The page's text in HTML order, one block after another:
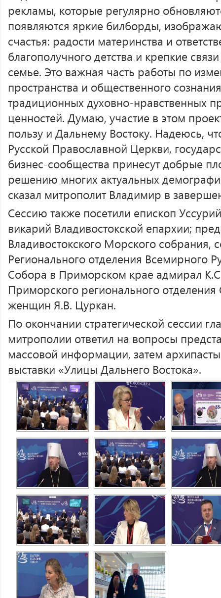
рекламы, которые регулярно
появляются яркие билборды,
счастья: радости материнства и
благополучного детства и крепкие
семье. Это важная часть работы по
пространства и общественного
традиционных духовно-нравственных
ценностей. Думаю, участие в этом
пользу и Дальнему Востоку. Надеюсь,
Русской Православной Церкви,
бизнес-сообщества принесут добрые
решению многих актуальных
сказал митрополит Владимир в
Сессию также посетили епископ
викарий Владивостокской епархии;
Владивостокского Морского собрания,
Регионального отделения Всемирного
Собора в Приморском крае адмирал
Приморского регионального
женщин Я.В. Цуркан.
По окончании стратегической сессии
митрополии ответил на вопросы
массовой информации, затем
выставки «Улицы Дальнего Востока».